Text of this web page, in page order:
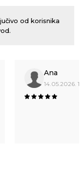
od korisnika
Ana
14.05.2026.